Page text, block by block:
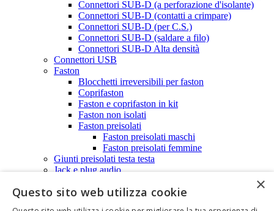
Connettori SUB-D (a perforazione d'isolante)
Connettori SUB-D (contatti a crimpare)
Connettori SUB-D (per C.S.)
Connettori SUB-D (saldare a filo)
Connettori SUB-D Alta densità
Connettori USB
Faston
Blocchetti irreversibili per faston
Coprifaston
Faston e coprifaston in kit
Faston non isolati
Faston preisolati
Faston preisolati maschi
Faston preisolati femmine
Giunti preisolati testa testa
Jack e plug audio
Prese audio 2,5mm
×
Questo sito web utilizza cookie